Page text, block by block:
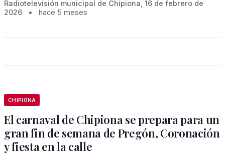
Radiotelevisión municipal de Chipiona, 16 de febrero de
2026
• hace 5 meses
CHIPIONA
El carnaval de Chipiona se prepara para un
gran fin de semana de Pregón, Coronación
y fiesta en la calle